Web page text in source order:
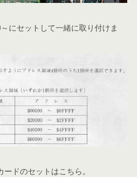
にセットして一緒に取り付けま
ドのセットはこちら。